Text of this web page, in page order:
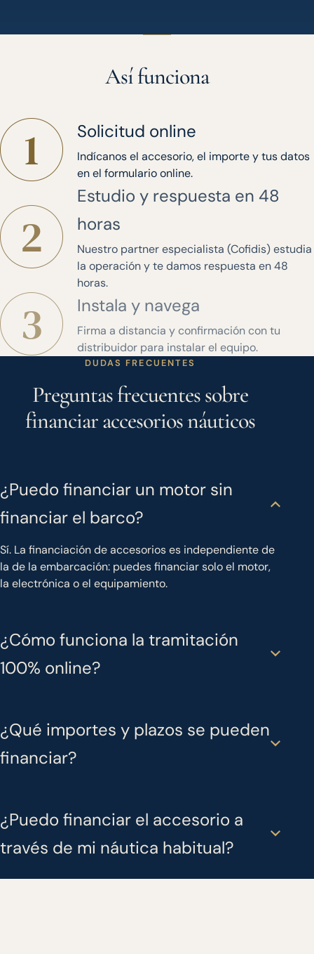
Así funciona
Solicitud online
Indícanos el accesorio, el importe y tus datos
en el formulario online.
Estudio y respuesta en 48
horas
Nuestro partner especialista (Cofidis) estudia
la operación y te damos respuesta en 48
horas.
Instala y navega
Firma a distancia y confirmación con tu
distribuidor para instalar el equipo.
DUDAS FRECUENTES
Preguntas frecuentes sobre
financiar accesorios náuticos
¿Puedo financiar un motor sin
financiar el barco?
Sí. La financiación de accesorios es independiente de
la de la embarcación: puedes financiar solo el motor,
la electrónica o el equipamiento.
¿Cómo funciona la tramitación
100% online?
¿Qué importes y plazos se pueden
financiar?
¿Puedo financiar el accesorio a
través de mi náutica habitual?